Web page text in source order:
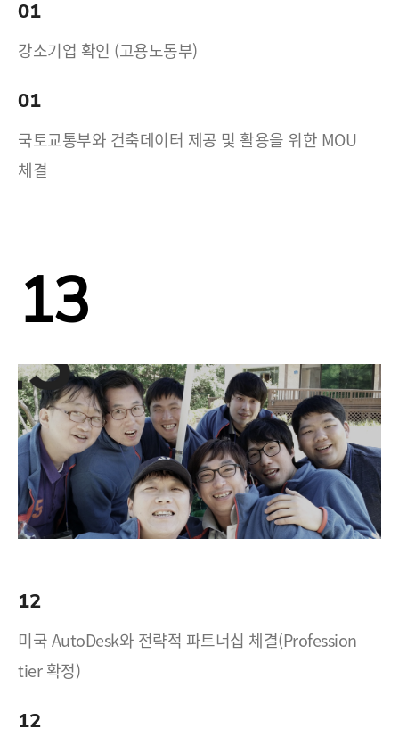
01
강소기업 확인 (고용노동부)
01
국토교통부와 건축데이터 제공 및 활용을 위한 MOU
체결
13
12
미국 AutoDesk와 전략적 파트너십 체결(Profession
tier 확정)
12